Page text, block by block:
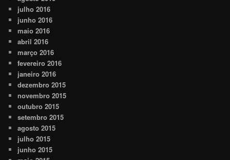
julho 2016
junho 2016
maio 2016
abril 2016
março 2016
fevereiro 2016
janeiro 2016
dezembro 2015
novembro 2015
outubro 2015
setembro 2015
agosto 2015
julho 2015
junho 2015